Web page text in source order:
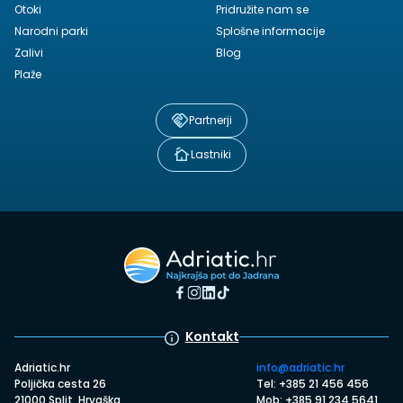
Otoki
Narodni parki
Zalivi
Plaže
Pridružite nam se
Splošne informacije
Blog
Partnerji
Lastniki
Kontakt
Adriatic.hr
Poljička cesta 26
info@adriatic.hr
Tel: +385 21 456 456